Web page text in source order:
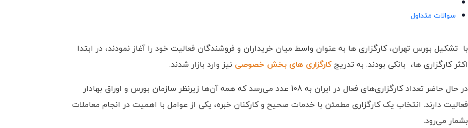
سوالات متداول
با تشکیل بورس تهران، کارگزاری ها به عنوان واسط میان خریداران و فروشندگان فعالیت خود را آغاز نمودند، در ابتدا
اکثر کارگزاری ها، بانکی بودند. به تدریجکارگزاری های بخش خصوصی نیز وارد بازار شدند.
در حال حاضر تعداد کارگزاری‌های فعال در ایران به 108 عدد می‌رسد که همه آن‌ها زیرنظر سازمان بورس و اوراق بهادار
فعالیت دارند. انتخاب یک کارگزاری مطمئن با خدمات صحیح و کارکنان خبره، یکی از عوامل با اهمیت در انجام معاملات
بشمار می‌رود.